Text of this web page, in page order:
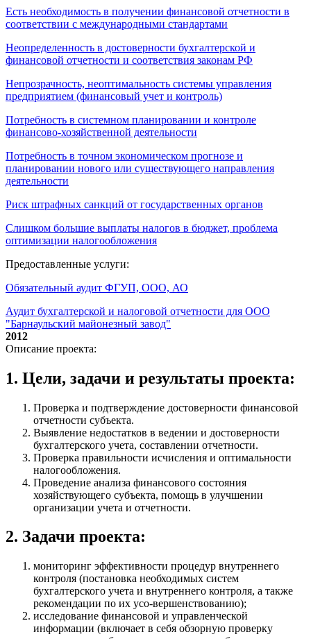
Есть необходимость в получении финансовой отчетности в
соответствии с международными стандартами
Неопределенность в достоверности бухгалтерской и
финансовой отчетности и соответствия законам РФ
Непрозрачность, неоптимальность системы управления
предприятием (финансовый учет и контроль)
Потребность в системном планировании и контроле
финансово-хозяйственной деятельности
Потребность в точном экономическом прогнозе и
планировании нового или существующего направления
деятельности
Риск штрафных санкций от государственных органов
Слишком большие выплаты налогов в бюджет, проблема
оптимизации налогообложения
Предоставленные услуги:
Обязательный аудит ФГУП, ООО, АО
Аудит бухгалтерской и налоговой отчетности для ООО
"Барнаульский майонезный завод"
2012
Описание проекта:
1. Цели, задачи и результаты проекта:
Проверка и подтверждение достоверности финансовой
отчетности субъекта.
Выявление недостатков в ведении и достоверности
бухгалтерского учета, составлении отчетности.
Проверка правильности исчисления и оптимальности
налогообложения.
Проведение анализа финансового состояния
хозяйствующего субъекта, помощь в улучшении
организации учета и отчетности.
2. Задачи проекта:
мониторинг эффективности процедур внутреннего
контроля (постановка необходимых систем
бухгалтерского учета и внутреннего контроля, а также
рекомендации по их усо-вершенствованию);
исследование финансовой и управленческой
информации (включает в себя обзорную проверку